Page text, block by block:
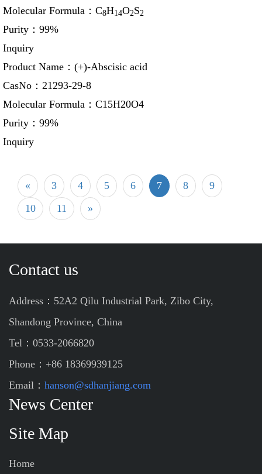
Molecular Formula： C8H14O2S2
Purity： 99%
Inquiry
Product Name： (+)-Abscisic acid
CasNo： 21293-29-8
Molecular Formula： C15H20O4
Purity： 99%
Inquiry
« 3 4 5 6 7 8
9
10
11 »
Contact us
Address：52A2 Qilu Industrial Park, Zibo City,
Shandong Province, China
Tel：0533-2066820
Phone：+86 18369939125
Email： hanson@sdhanjiang.com
News Center
Site Map
Home